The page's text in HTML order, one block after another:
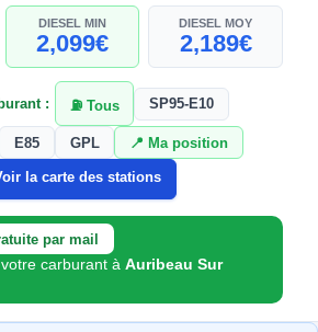
DIESEL MIN
2,099€
DIESEL MOY
2,189€
: ⛽ Tous SP95-E10
E85 GPL 📍 Ma position
la carte des stations
par mail
carburant àAuribeau Sur